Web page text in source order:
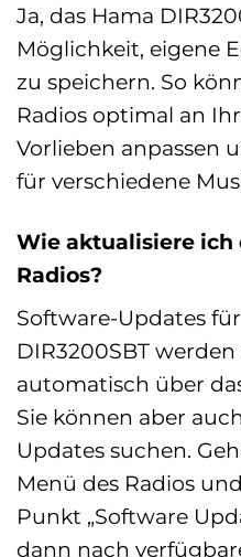
Ja, das Hama
Möglichkeit, eigene
zu speichern. So
Radios optimal an
Vorlieben anpassen
für verschiedene
Wie aktualisiere ich
Radios?
Software-Updates
DIR3200SBT
automatisch über
Sie können aber
Updates suchen.
Menü des Radios
Punkt „Software
dann nach